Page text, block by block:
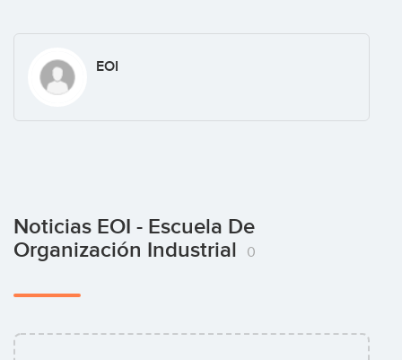
EOI
Noticias EOI - Escuela De
Organización Industrial
0